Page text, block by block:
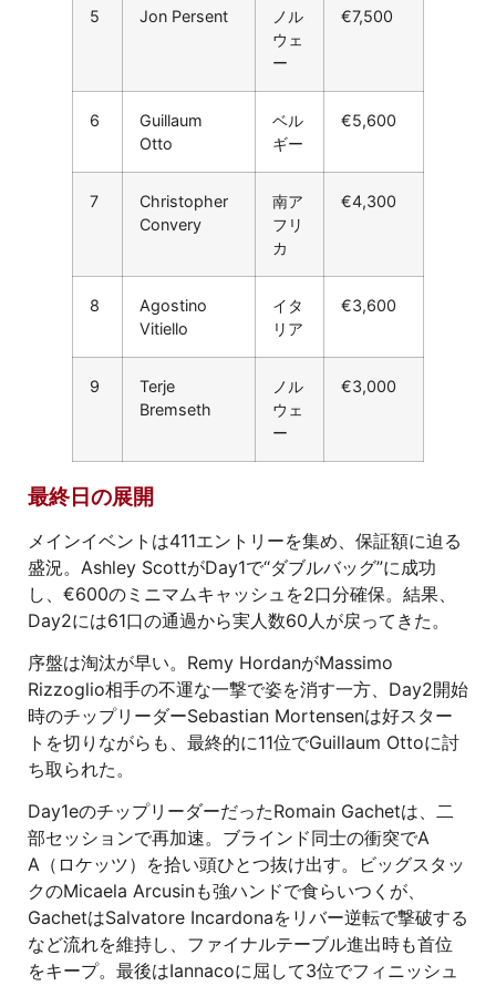
5 Jon Persent
ノル
ウェ
ー
€7,500
6
Guillaum
Otto
ベル
ギー
€5,600
7
Christopher
Convery
南ア
フリ
カ
€4,300
8
Agostino
Vitiello
イタ
リア
€3,600
9
Terje
Bremseth
ノル
ウェ
ー
€3,000
最終日の展開
メインイベントは411エントリーを集め、保証額に迫る
盛況。Ashley ScottがDay1で“ダブルバッグ”に成功
し、€600のミニマムキャッシュを2口分確保。結果、
Day2には61口の通過から実人数60人が戻ってきた。
序盤は淘汰が早い。Remy HordanがMassimo
Rizzoglio相手の不運な一撃で姿を消す一方、Day2開始
時のチップリーダーSebastian Mortensenは好スター
トを切りながらも、最終的に11位でGuillaum Ottoに討
ち取られた。
Day1eのチップリーダーだったRomain Gachetは、二
部セッションで再加速。ブラインド同士の衝突でA
A（ロケッツ）を拾い頭ひとつ抜け出す。ビッグスタッ
クのMicaela Arcusinも強ハンドで食らいつくが、
GachetはSalvatore Incardonaをリバー逆転で撃破する
など流れを維持し、ファイナルテーブル進出時も首位
をキープ。最後はIannacoに屈して3位でフィニッシュ